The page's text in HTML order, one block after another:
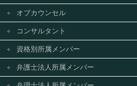
オブカウンセル
コンサルタント
資格別所属メンバー
弁護士法人所属メンバー